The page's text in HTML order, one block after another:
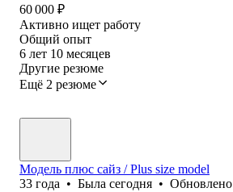
60 000 ₽
Активно ищет работу
Общий опыт
6 лет 10 месяцев
Другие резюме
Ещё 2 резюме
Модель плюс сайз / Plus size model
33 года • Была сегодня • Обновлено